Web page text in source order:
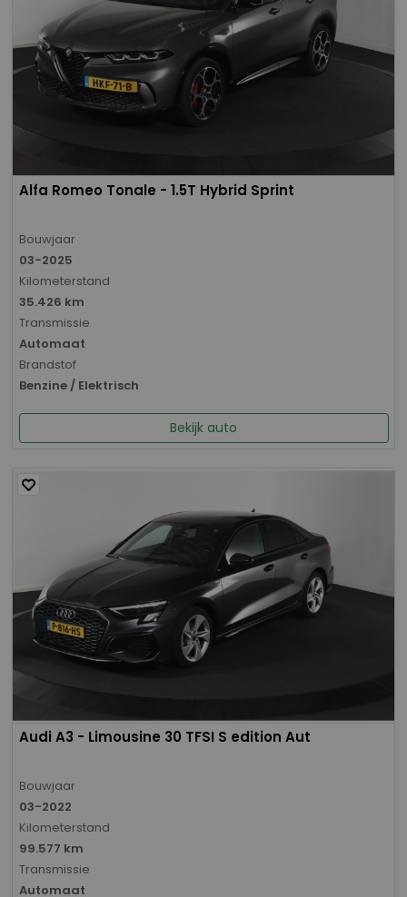
Alfa Romeo Tonale - 1.5T Hybrid Sprint
Bouwjaar
03-2025
Kilometerstand
35.426 km
Transmissie
Automaat
Brandstof
Benzine / Elektrisch
Bekijk auto
Audi A3 - Limousine 30 TFSI S edition Aut
Bouwjaar
03-2022
Kilometerstand
99.577 km
Transmissie
Automaat